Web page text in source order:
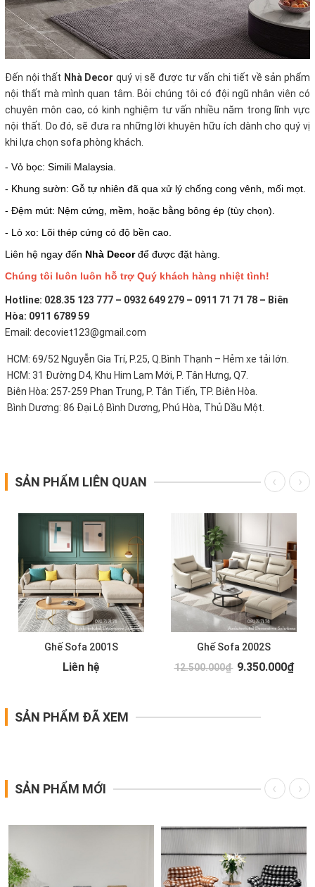
Đến nội thất Nhà Decorquý vị sẽ được tư vấn chi tiết về sản phẩm
nội thất mà mình quan tâm. Bỏi chúng tôi có đội ngũ nhân viên có
chuyên môn cao, có kinh nghiệm tư vấn nhiều năm trong lĩnh vực
nội thất. Do đó, sẽ đưa ra những lời khuyên hữu ích dành cho quý vị
khi lựa chọn sofa phòng khách.
- Vỏ bọc: Simili Malaysia.
- Khung sườn: Gỗ tự nhiên đã qua xử lý chống cong vênh, mối mọt.
- Đệm mút: Nệm cứng, mềm, hoặc bằng bông ép (tùy chọn).
- Lò xo: Lõi thép cứng có độ bền cao.
Liên hệ ngay đến Nhà Decorđể được đặt hàng.
Chúng tôi luôn luôn hỗ trợ Quý khách hàng nhiệt tình!
Hotline: 028.35 123 777 – 0932 649 279 – 0911 71 71 78 – Biên
Hòa: 0911 6789 59
Email: decoviet123@gmail.com
HCM: 69/52 Nguyễn Gia Trí, P.25, Q.Bình Thạnh – Hẻm xe tải lớn.
HCM: 31 Đường D4, Khu Him Lam Mới, P. Tân Hưng, Q7.
Biên Hòa: 257-259 Phan Trung, P. Tân Tiến, TP. Biên Hòa.
Bình Dương: 86 Đại Lộ Bình Dương, Phú Hòa, Thủ Dầu Một.
SẢN PHẨM LIÊN QUAN
Ghế Sofa 2001S
Liên hệ
Ghế Sofa 2002S
12.500.000₫ 9.350.000₫
SẢN PHẨM ĐÃ XEM
SẢN PHẨM MỚI